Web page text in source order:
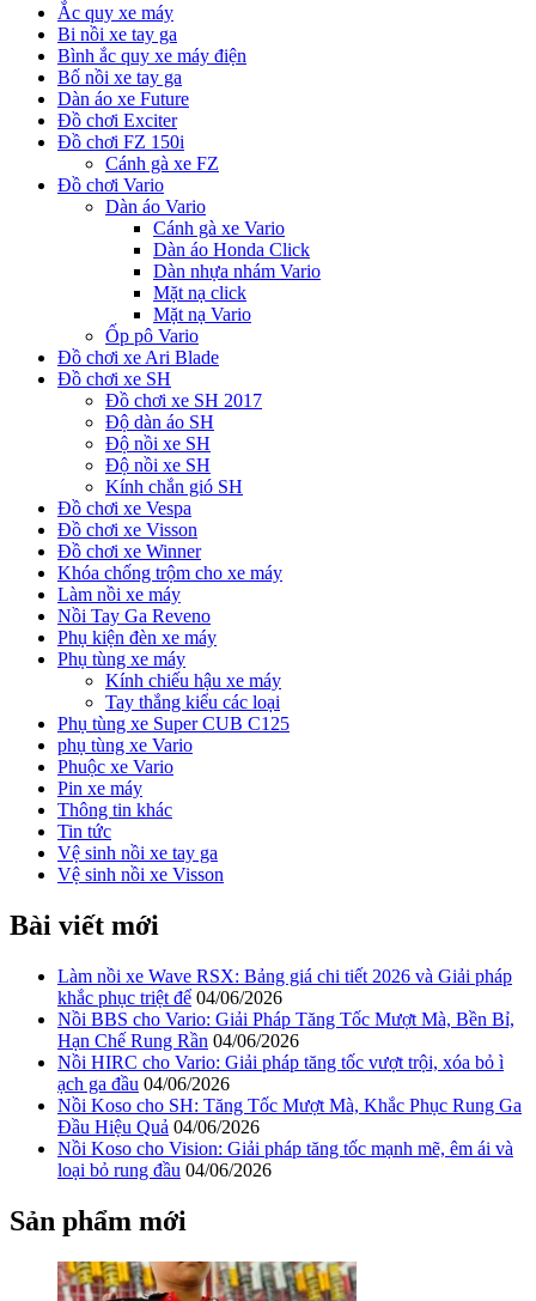
Ắc quy xe máy
Bi nồi xe tay ga
Bình ắc quy xe máy điện
Bố nồi xe tay ga
Dàn áo xe Future
Đồ chơi Exciter
Đồ chơi FZ 150i
Cánh gà xe FZ
Đồ chơi Vario
Dàn áo Vario
Cánh gà xe Vario
Dàn áo Honda Click
Dàn nhựa nhám Vario
Mặt nạ click
Mặt nạ Vario
Ốp pô Vario
Đồ chơi xe Ari Blade
Đồ chơi xe SH
Đồ chơi xe SH 2017
Độ dàn áo SH
Độ nồi xe SH
Độ nồi xe SH
Kính chắn gió SH
Đồ chơi xe Vespa
Đồ chơi xe Visson
Đồ chơi xe Winner
Khóa chống trộm cho xe máy
Làm nồi xe máy
Nồi Tay Ga Reveno
Phụ kiện đèn xe máy
Phụ tùng xe máy
Kính chiếu hậu xe máy
Tay thắng kiểu các loại
Phụ tùng xe Super CUB C125
phụ tùng xe Vario
Phuộc xe Vario
Pin xe máy
Thông tin khác
Tin tức
Vệ sinh nồi xe tay ga
Vệ sinh nồi xe Visson
Bài viết mới
Làm nồi xe Wave RSX: Bảng giá chi tiết 2026 và Giải pháp
khắc phục triệt để 04/06/2026
Nồi BBS cho Vario: Giải Pháp Tăng Tốc Mượt Mà, Bền Bỉ,
Hạn Chế Rung Rần 04/06/2026
Nồi HIRC cho Vario: Giải pháp tăng tốc vượt trội, xóa bỏ ì
ạch ga đầu 04/06/2026
Nồi Koso cho SH: Tăng Tốc Mượt Mà, Khắc Phục Rung Ga
Đầu Hiệu Quả 04/06/2026
Nồi Koso cho Vision: Giải pháp tăng tốc mạnh mẽ, êm ái và
loại bỏ rung đầu 04/06/2026
Sản phẩm mới